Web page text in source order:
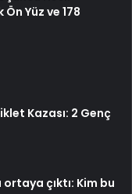
Yüz ve 178
Kazası: 2 Genç
çıktı: Kim bu